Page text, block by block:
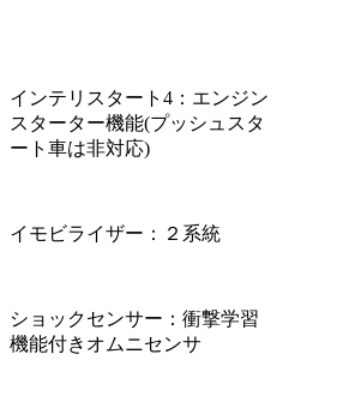
インテリスタート4：エンジン
スターター機能(プッシュスタ
ート車は非対応)
イモビライザー：２系統
ショックセンサー：衝撃学習
機能付きオムニセンサ